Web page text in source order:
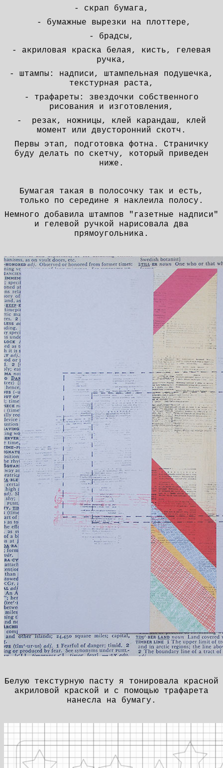
- скрап бумага,
- бумажные вырезки на плоттере,
- брадсы,
- акриловая краска белая, кисть, гелевая
ручка,
- штампы: надписи, штампельная подушечка,
текстурная раста,
- трафареты: звездочки собственного
рисования и изготовления,
- резак, ножницы, клей карандаш, клей
момент или двусторонний скотч.
Первы этап, подготовка фотна. Страничку
буду делать по скетчу, который приведен
ниже.
Бумагая такая в полосочку так и есть,
только по середине я наклеила полосу.
Немного добавила штампов "газетные надписи"
и гелевой ручкой нарисовала два
прямоугольника.
Белую текстурную пасту я тонировала красной
акриловой краской и с помощью трафарета
нанесла на бумагу.